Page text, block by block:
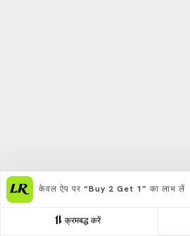
क्रमबद्ध करें
केवल ऐप पर “Buy 2 Get 1” का लाभ लें